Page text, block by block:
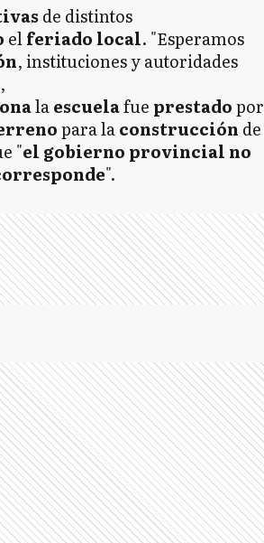
de distintos
elferiado local. "Esperamos
, instituciones y autoridades
laescuelafue prestadopor
para laconstrucción de
"el gobierno provincial no
".